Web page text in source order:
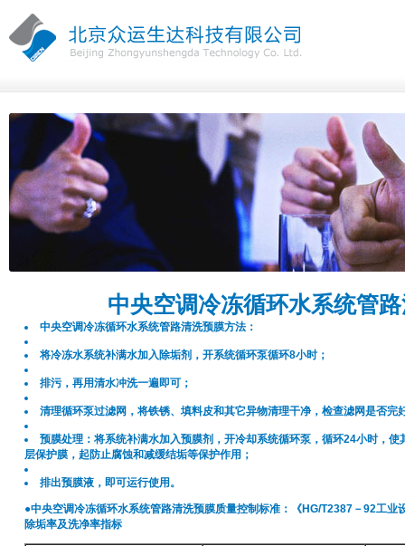
中央空调冷冻循环水系统管
中央空调冷冻循环水系统管路清洗预膜方法：
将冷冻水系统补满水加入除垢剂，开系统循环泵循环8小时；
排污，再用清水冲洗一遍即可；
清理循环泵过滤网，将铁锈、填料皮和其它异物清理干净，检查滤网是否完
预膜处理：将系统补满水加入预膜剂，开冷却系统循环泵，循环24小时，
层保护膜，起防止腐蚀和减缓结垢等保护作用；
排出预膜液，即可运行使用。
●中央空调冷冻循环水系统管路清洗预膜质量控制标准：《HG/T2387－92工业
除垢率及洗净率指标